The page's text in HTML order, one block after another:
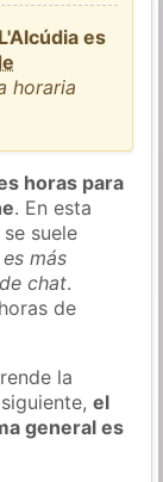
es
horaria
horas para
. En esta
suele
es más
chat.
de
la
el
general es